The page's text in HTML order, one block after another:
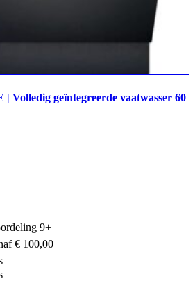
| Volledig geïntegreerde vaatwasser 60
9+
€ 100,00